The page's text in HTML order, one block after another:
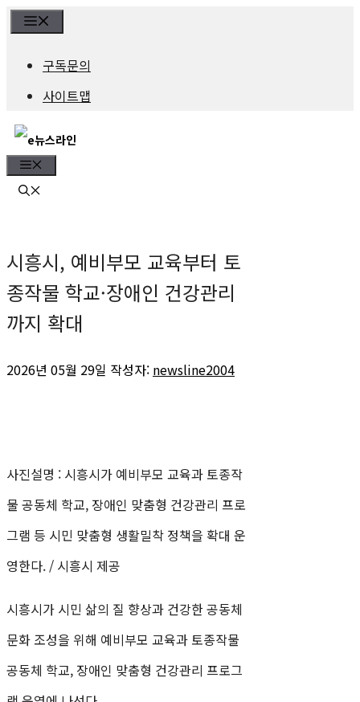
건
너
구독문의
사이트맵
시흥시, 예비부모 교육부터 토
종작물 학교·장애인 건강관리
까지 확대
2026년 05월 29일 작성자: newsline2004
사진설명 : 시흥시가 예비부모 교육과 토종작
물 공동체 학교, 장애인 맞춤형 건강관리 프로
그램 등 시민 맞춤형 생활밀착 정책을 확대 운
영한다. / 시흥시 제공
시흥시가 시민 삶의 질 향상과 건강한 공동체
문화 조성을 위해 예비부모 교육과 토종작물
공동체 학교, 장애인 맞춤형 건강관리 프로그